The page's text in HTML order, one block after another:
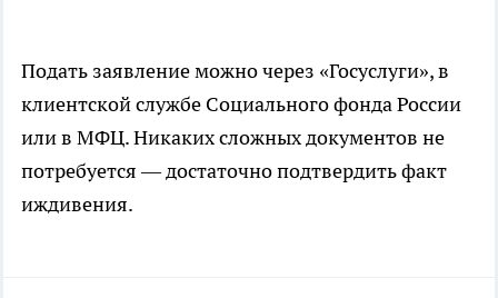
Подать заявление можно через «Госуслуги», в
клиентской службе Социального фонда России
или в МФЦ. Никаких сложных документов не
потребуется — достаточно подтвердить факт
иждивения.